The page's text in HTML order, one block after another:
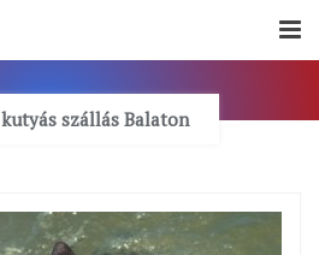
kutyás szállás Balaton